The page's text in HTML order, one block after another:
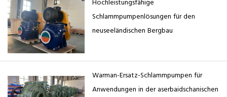
Feststoffgehalt an
abgelegenen und ökologisch
sensiblen Standorten zu
fördern.
Hochleistungsfähige
Schlammpumpenlösungen für den
neuseeländischen Bergbau
Warman-Ersatz-Schlammpumpen für
Anwendungen in der aserbaidschanischen